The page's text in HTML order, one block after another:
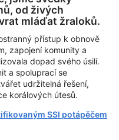
od živých
mláďat žraloků.
přístup k obnově
zapojení komunity a
dopad svého úsilí.
a spoluprací se
udržitelná řešení,
korálových útesů.
SSI potápěčem